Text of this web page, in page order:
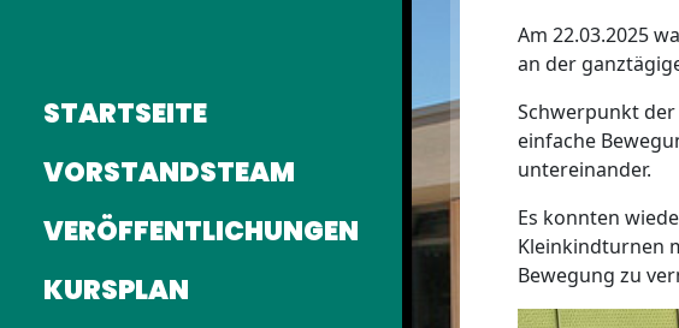
STARTSEITE
VORSTANDSTEAM
VERÖFFENTLICHUNGEN
KURSPLAN
Am 22.03.2025
an der
Schwerpunkt der
einfache
untereinander.
Es konnten
Kleinkindturnen
Bewegung zu